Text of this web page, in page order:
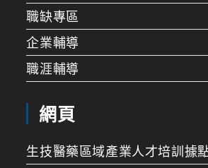
職缺專區
企業輔導
職涯輔導
網頁
生技醫藥區域產業人才培訓據